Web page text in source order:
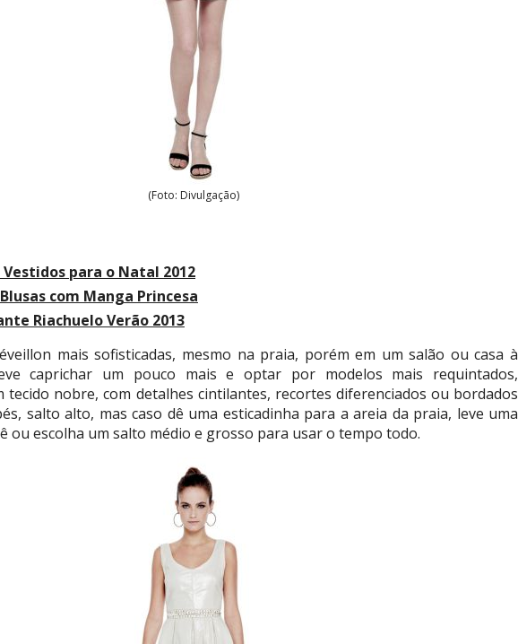
(Foto: Divulgação)
para o Natal 2012
com Manga Princesa
Riachuelo Verão 2013
mais sofisticadas, mesmo na praia, porém em um salão ou casa à
caprichar um pouco mais e optar por modelos mais requintados,
tecido nobre, com detalhes cintilantes, recortes diferenciados ou bordados
salto alto, mas caso dê uma esticadinha para a areia da praia, leve uma
ou escolha um salto médio e grosso para usar o tempo todo.